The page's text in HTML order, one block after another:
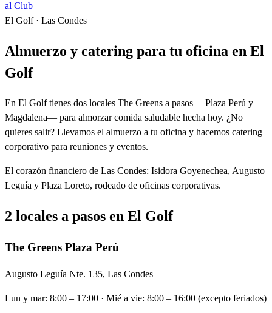
al Club
El Golf · Las Condes
Almuerzo y catering para tu oficina en El
Golf
En El Golf tienes dos locales The Greens a pasos —Plaza Perú y
Magdalena— para almorzar comida saludable hecha hoy. ¿No
quieres salir? Llevamos el almuerzo a tu oficina y hacemos catering
corporativo para reuniones y eventos.
El corazón financiero de Las Condes: Isidora Goyenechea, Augusto
Leguía y Plaza Loreto, rodeado de oficinas corporativas.
2 locales a pasos en El Golf
The Greens Plaza Perú
Augusto Leguía Nte. 135, Las Condes
Lun y mar: 8:00 – 17:00 · Mié a vie: 8:00 – 16:00 (excepto feriados)